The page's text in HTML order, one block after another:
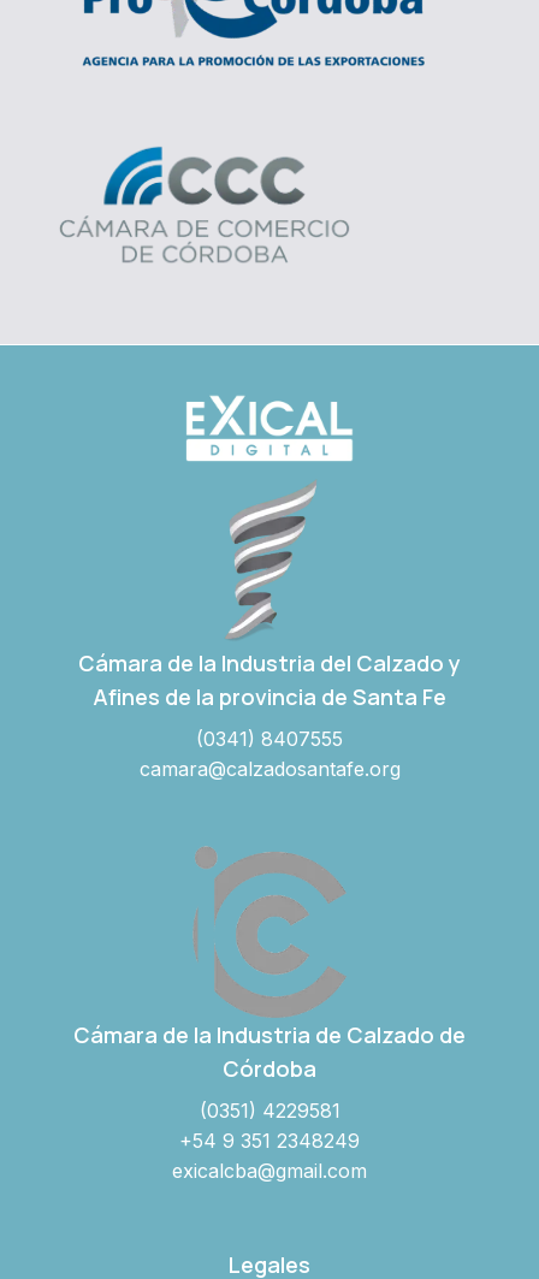
Cámara de la Industria del Calzado y
Afines de la provincia de Santa Fe
(0341) 8407555
camara@calzadosantafe.org
Cámara de la Industria de Calzado de
Córdoba
(0351) 4229581
+54 9 351 2348249
exicalcba@gmail.com
Legales